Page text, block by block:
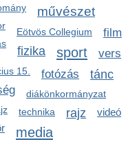
művészet
Eötvös Collegium
fizika sport
film
vers
15. fotózás
diákönkormányzat
tánc
technika
rajz
videó
media